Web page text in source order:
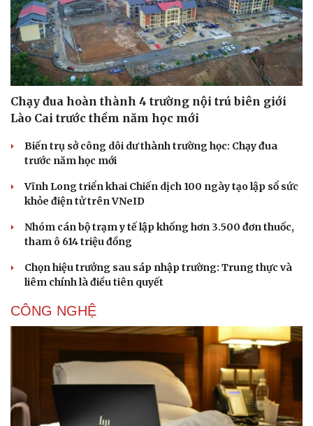
Làm đẹp - giảm cân
Phòng mạch online
Ăn sạch sống khỏe
Chạy đua hoàn thành 4 trường nội trú biên giới
Lào Cai trước thềm năm học mới
Biến trụ sở công dôi dư thành trường học: Chạy đua
trước năm học mới
Vĩnh Long triển khai Chiến dịch 100 ngày tạo lập sổ sức
khỏe điện tử trên VNeID
Nhóm cán bộ trạm y tế lập khống hơn 3.500 đơn thuốc,
tham ô 614 triệu đồng
Chọn hiệu trưởng sau sáp nhập trường: Trung thực và
liêm chính là điều tiên quyết
CÔNG NGHỆ